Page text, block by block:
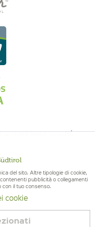
ALTOATESINA E QUALITÁ
del sito. Altre tipologie di cookie,
pubblicità o collegamenti
con il tuo consenso.
cookie